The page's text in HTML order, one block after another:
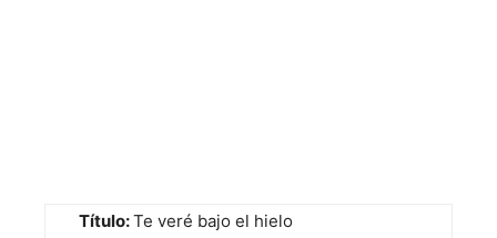
Título:Te veré bajo el hielo